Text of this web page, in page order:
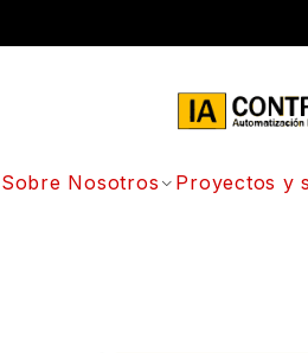
Sobre Nosotros Proyectos y